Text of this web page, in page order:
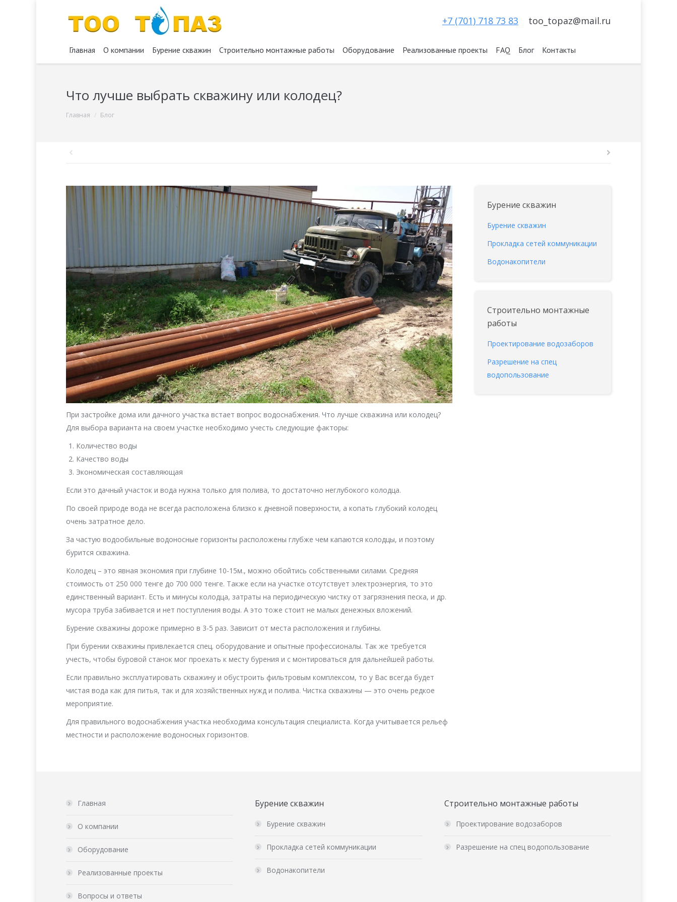
+7 (701) 718 73 83 too_topaz@mail.ru
Главная О компании Бурение скважин Строительно монтажные работы Оборудование Реализованные проекты FAQ Блог Контакты
Что лучше выбрать скважину или колодец?
You are here:
Главная Блог
При застройке дома или дачного участка встает вопрос водоснабжения. Что лучше скважина или колодец?
Для выбора варианта на своем участке необходимо учесть следующие факторы:
Количество воды
Качество воды
Экономическая составляющая
Если это дачный участок и вода нужна только для полива, то достаточно неглубокого колодца.
По своей природе вода не всегда расположена близко к дневной поверхности, а копать глубокий колодец
очень затратное дело.
За частую водообильные водоносные горизонты расположены глубже чем капаются колодцы, и поэтому
бурится скважина.
Колодец – это явная экономия при глубине 10-15м., можно обойтись собственными силами. Средняя
стоимость от 250 000 тенге до 700 000 тенге. Также если на участке отсутствует электроэнергия, то это
единственный вариант. Есть и минусы колодца, затраты на периодическую чистку от загрязнения песка, и др.
мусора труба забивается и нет поступления воды. А это тоже стоит не малых денежных вложений.
Бурение скважины дороже примерно в 3-5 раз. Зависит от места расположения и глубины.
При бурении скважины привлекается спец. оборудование и опытные профессионалы. Так же требуется
учесть, чтобы буровой станок мог проехать к месту бурения и с монтироваться для дальнейшей работы.
Если правильно эксплуатировать скважину и обустроить фильтровым комплексом, то у Вас всегда будет
чистая вода как для питья, так и для хозяйственных нужд и полива. Чистка скважины — это очень редкое
мероприятие.
Для правильного водоснабжения участка необходима консультация специалиста. Когда учитывается рельеф
местности и расположение водоносных горизонтов.
Бурение скважин
Бурение скважин
Прокладка сетей коммуникации
Водонакопители
Строительно монтажные
работы
Проектирование водозаборов
Разрешение на спец
водопользование
Главная
О компании
Оборудование
Реализованные проекты
Вопросы и ответы
Бурение скважин
Бурение скважин
Прокладка сетей коммуникации
Водонакопители
Строительно монтажные работы
Проектирование водозаборов
Разрешение на спец водопользование